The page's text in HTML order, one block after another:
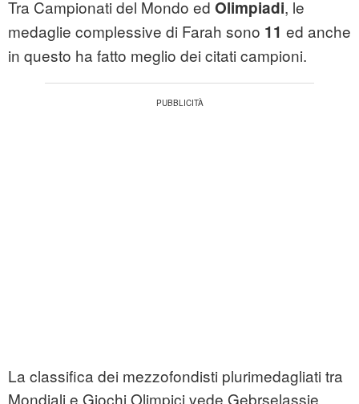
Tra Campionati del Mondo ed Olimpiadi, le
medaglie complessive di Farah sono 11 ed anche
in questo ha fatto meglio dei citati campioni.
La classifica dei mezzofondisti plurimedagliati tra
Mondiali e Giochi Olimpici vede Gebrselassie,